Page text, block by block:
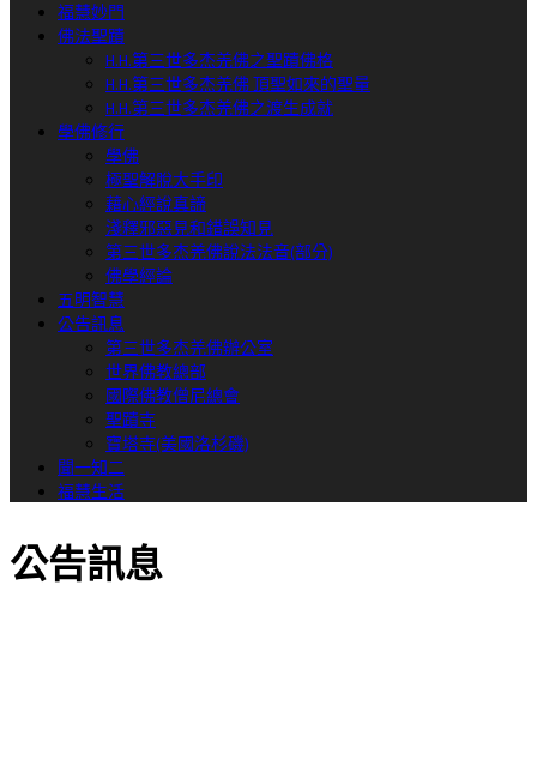
福慧妙門
佛法聖蹟
H.H.第三世多杰羌佛之聖蹟佛格
H.H.第三世多杰羌佛 頂聖如來的聖量
H.H.第三世多杰羌佛之渡生成就
學佛修行
學佛
極聖解脫大手印
藉心經說真諦
淺釋邪惡見和錯誤知見
第三世多杰羌佛說法法音(部分)
佛學經論
五明智慧
公告訊息
第三世多杰羌佛辦公室
世界佛教總部
國際佛教僧尼總會
聖蹟寺
寶塔寺(美國洛杉磯)
聞一知二
福慧生活
公告訊息